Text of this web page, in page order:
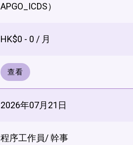
APGO_ICDS）
HK$0 - 0 / 月
查看
2026年07月21日
程序工作員/ 幹事